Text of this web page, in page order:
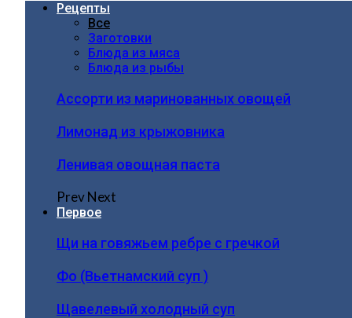
Рецепты
Все
Заготовки
Блюда из мяса
Блюда из рыбы
Ассорти из маринованных овощей
Лимонад из крыжовника
Ленивая овощная паста
PrevNext
Первое
Щи на говяжьем ребре с гречкой
Фо (Вьетнамский суп )
Щавелевый холодный суп